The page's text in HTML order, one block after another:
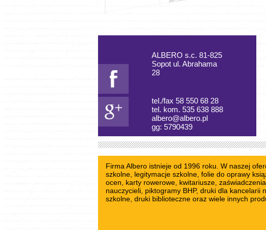
ALBERO s.c. 81-825
Sopot ul. Abrahama
28
tel./fax 58 550 68 28
tel. kom. 535 638 888
albero@albero.pl
gg: 5790439
Firma Albero istnieje od 1996 roku. W naszej
szkolne , legitymacje szkolne, folie do oprawy
ocen, karty rowerowe kwitariusze ,
nauczycieli piktogramy BHP, druki dla kancelarii
szkolne , druki biblioteczne oraz wiele innych